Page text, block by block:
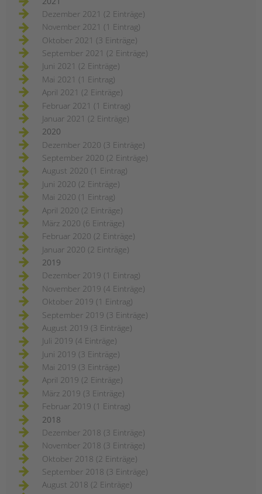
Dezember 2021 (2 Einträge)
November 2021 (1 Eintrag)
Oktober 2021 (3 Einträge)
September 2021 (2 Einträge)
Juni 2021 (2 Einträge)
Mai 2021 (1 Eintrag)
April 2021 (2 Einträge)
Februar 2021 (1 Eintrag)
Januar 2021 (2 Einträge)
2020
Dezember 2020 (3 Einträge)
September 2020 (2 Einträge)
August 2020 (1 Eintrag)
Juni 2020 (2 Einträge)
Mai 2020 (1 Eintrag)
April 2020 (2 Einträge)
März 2020 (6 Einträge)
Februar 2020 (2 Einträge)
Januar 2020 (2 Einträge)
2019
Dezember 2019 (1 Eintrag)
November 2019 (4 Einträge)
Oktober 2019 (1 Eintrag)
September 2019 (3 Einträge)
August 2019 (3 Einträge)
Juli 2019 (4 Einträge)
Juni 2019 (3 Einträge)
Mai 2019 (3 Einträge)
April 2019 (2 Einträge)
März 2019 (3 Einträge)
Februar 2019 (1 Eintrag)
2018
Dezember 2018 (3 Einträge)
November 2018 (3 Einträge)
Oktober 2018 (2 Einträge)
September 2018 (3 Einträge)
August 2018 (2 Einträge)